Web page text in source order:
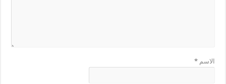
الاسم*